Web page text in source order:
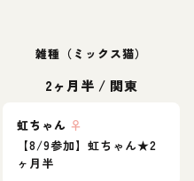
雑種（ミックス猫）
2ヶ月半 / 関東
虹ちゃん ♀
【8/9参加】虹ちゃん★2
ヶ月半